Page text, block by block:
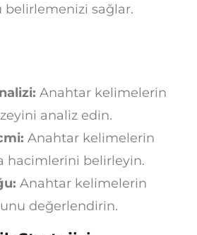
sağlar.
Anahtar kelimelerin
analiz edin.
Anahtar kelimelerin
hacimlerini belirleyin.
Anahtar kelimelerin
değerlendirin.